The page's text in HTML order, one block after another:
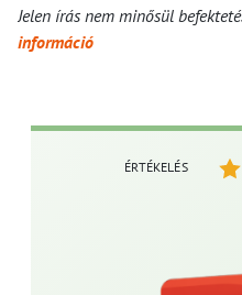
Jelen írás nem minősül
információ
ÉRTÉKELÉS